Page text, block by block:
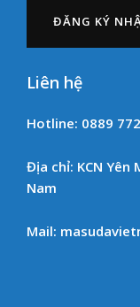
Liên hệ
Hotline: 0889
Địa chỉ: KCN Yên
Nam
Mail: